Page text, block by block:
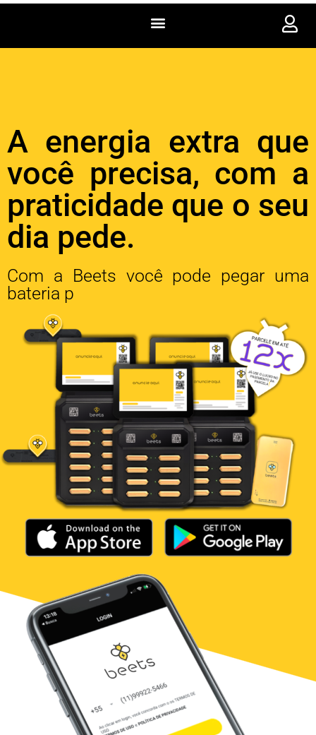
A energia extra que
você precisa, com a
praticidade que o seu
dia pede.
Com a Beets você pode pegar uma
bateria portátil em uma